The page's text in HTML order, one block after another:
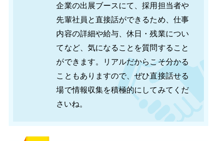
企業の出展ブースにて、採用担当者や
先輩社員と直接話ができるため、仕事
内容の詳細や給与、休日・残業につい
てなど、気になることを質問すること
ができます。リアルだからこそ分かる
こともありますので、ぜひ直接話せる
場で情報収集を積極的にしてみてくだ
さいね。